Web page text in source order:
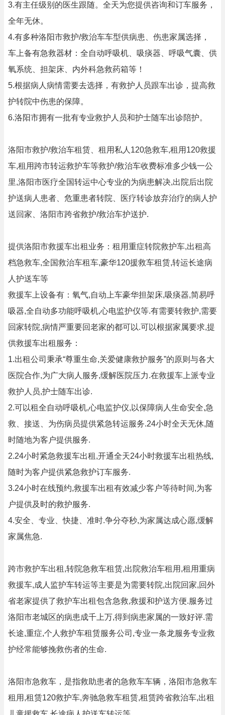
3.有主任级别的医生跟随。全天为您提供咨询和订车服务，
全年无休。
4.有多种洛阳市救护/救治车车型供病患、伤患家属选择，
车上备有急救器材：全自动呼吸机、吸痰器、呼吸气囊、供
氧系统、担架床、内外科急救药箱等！
5.根据病人病情需要去选择，有救护人员跟车出诊，提高救
护转院中伤患的保障。
6.洛阳市拥有一批有专业救护人员和护士随车出诊陪护。
洛阳市救护/救治车租赁、租用私人120急救车,租用120救援
车,租用跨市转运救护车等救护/救治车收费标准多少钱一公
里,洛阳市医疗全国转运中心专业的为病患解决,出院后出院
护送病人患者、危重患者转院、医疗转诊放弃治疗的病人护
送回家、洛阳市跨省救护/救治车护送护.
提供洛阳市救援车出租业务：租用重症转院救护车,出租高
档急救车,全国救治车租车,豪华120援救车租赁,转运长途病
人护送车等
救援车上设备有：氧气,自动上车豪华担架床,吸痰器,简易呼
吸器,全自动多功能呼吸机,心电监护仪等.有需要转救护,需要
回家转院,病情严重要回老家的都可以.可以根据家属要求,提
供救援车出租服务：
1.出租公司秉承“尊重生命,关爱健康救护服务”的原则与各大
医院合作,为广大病人服务,缓解医院压力.在救援车上派专业
救护人员,护士随车出诊.
2.可以租全自动呼吸机,心电监护仪,以保障病人生命安全,急
救、接送、为伤病员提供紧急转运服务.24小时全天无休,随
时随地为客户提供服务.
2.24小时紧急救援车出租,开通全天24小时救援车出租热线,
随时为客户提供紧急救护订车服务.
3.24小时在线预约,救援车出租有效减少客户等待时间,为客
户提供及时的救护服务.
4.安全、专业、快捷、准时.争分夺秒,为家属达成心愿,缓解
家属焦急.
跨市救护车出租,转院急救车租赁,出院救治车租用,租用重病
救援车,成人监护车转运等主要是为需要转院,出院回家,回外
省老家提供了救护车出租包含急救,救援和护送方便.服务过
洛阳市老城区的病患成千上万,得到病患家属的一致好评.需
长途,重症,个人救护车租赁服务公司,专业一条龙服务专业救
护经常能够挽救伤者的生命.
洛阳市急救车，是指救助患者的急救车车辆，洛阳市急救车
租用,租赁120救护车,奔驰急救车租赁,租赁跨省救治车,出租